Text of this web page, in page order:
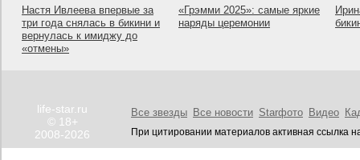
Настя Ивлеева впервые за
три года снялась в бикини и
вернулась к имиджу до
«отмены»
«Грэмми 2025»: самые яркие
наряды церемонии
life-star.ru
© 18+
2008-2026
Все звезды Все новости Starфото Видео
При цитировании материалов активная ссылка